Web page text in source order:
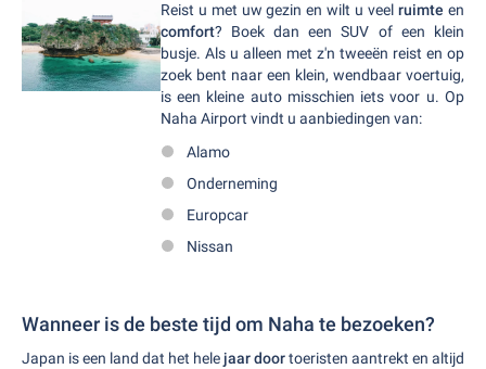
Reist u met uw gezin en wilt u veelruimte en
comfort? Boek dan een SUV of een klein
busje. Als u alleen met z'n tweeën reist en op
zoek bent naar een klein, wendbaar voertuig,
is een kleine auto misschien iets voor u. Op
Naha Airport vindt u aanbiedingen van:
Alamo
Onderneming
Europcar
Nissan
Wanneer is de beste tijd om Naha te bezoeken?
Japan is een land dat het helejaar doortoeristen aantrekt en altijd